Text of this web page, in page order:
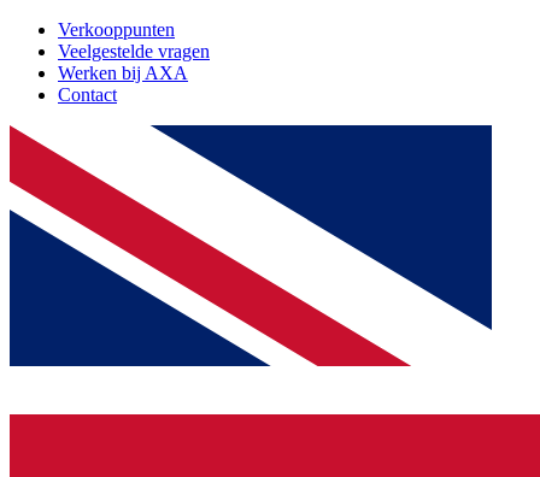
Verkooppunten
Veelgestelde vragen
Werken bij AXA
Contact